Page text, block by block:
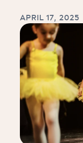
APRIL 17, 2025